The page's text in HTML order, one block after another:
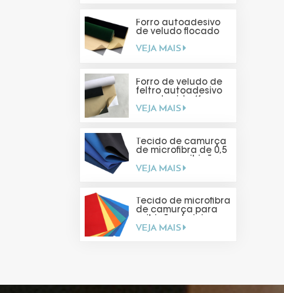
Forro autoadesivo
de veludo flocado
VEJA MAIS
Forro de veludo de
feltro autoadesivo
você mesmo)
VEJA MAIS
Tecido de camurça
de microfibra de 0,5
de joias
VEJA MAIS
Tecido de microfibra
de camurça para
VEJA MAIS